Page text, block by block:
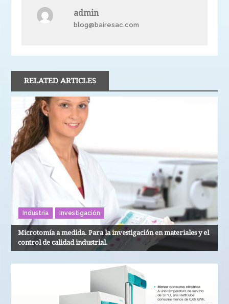
entradas
admin
blog@bairesac.com
RELATED ARTICLES
Industria Investigación
Microtomía a medida. Para la investigación en materiales y el
control de calidad industrial.